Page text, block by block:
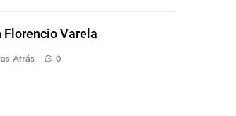
Florencio Varela
Atrás 0